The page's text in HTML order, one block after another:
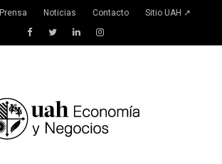
Prensa Noticias Contacto Sitio UAH ↗
FacebookTwitterLinkedInInstagram